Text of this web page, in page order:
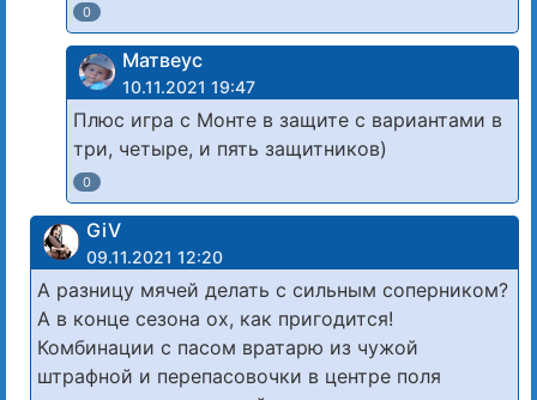
0
Матвеус
10.11.2021 19:47
Плюс игра с Монте в защите с вариантами в
три, четыре, и пять защитников)
0
GiV
09.11.2021 12:20
А разницу мячей делать с сильным соперником?
А в конце сезона ох, как пригодится!
Комбинации с пасом вратарю из чужой
штрафной и перепасовочки в центре поля